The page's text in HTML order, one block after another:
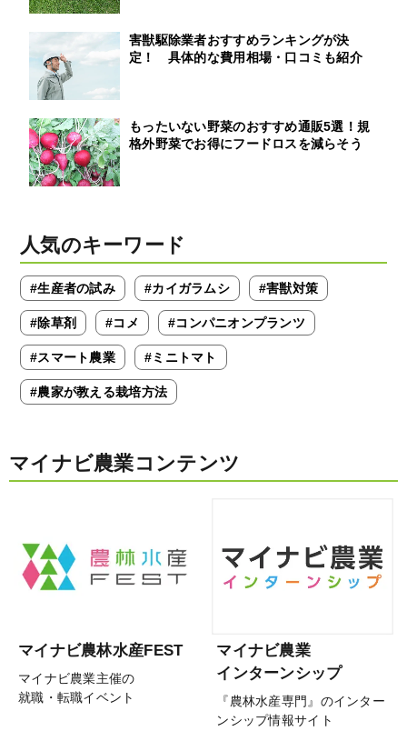
害獣駆除業者おすすめランキングが決
定！ 具体的な費用相場・口コミも紹介
もったいない野菜のおすすめ通販5選！規
格外野菜でお得にフードロスを減らそう
人気のキーワード
#生産者の試み #カイガラムシ #害獣対策
#除草剤 #コメ #コンパニオンプランツ
#スマート農業 #ミニトマト
#農家が教える栽培方法
マイナビ農業コンテンツ
マイナビ農林水産FEST
マイナビ農業主催の
就職・転職イベント
マイナビ農業
インターンシップ
『農林水産専門』のインター
ンシップ情報サイト